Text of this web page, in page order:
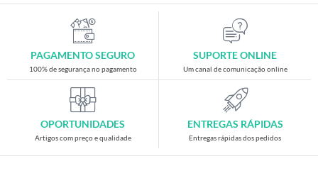
PAGAMENTO SEGURO
100% de segurança no pagamento
SUPORTE ONLINE
Um canal de comunicação online
OPORTUNIDADES
Artigos com preço e qualidade
ENTREGAS RÁPIDAS
Entregas rápidas dos pedidos